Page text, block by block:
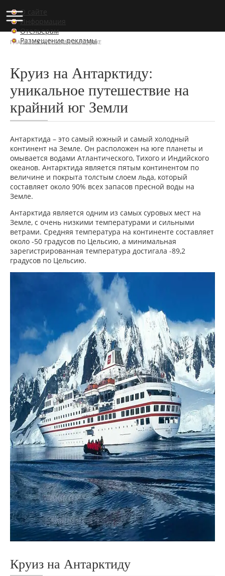
О сайте
Информация
Отельерам
Размещение рекламы
ГЛАВНАЯ › О ТУРИЗМЕ И ОТДЫХЕ
Круиз на Антарктиду:
уникальное путешествие на
крайний юг Земли
Антарктида – это самый южный и самый холодный
континент на Земле. Он расположен на юге планеты и
омывается водами Атлантического, Тихого и Индийского
океанов. Антарктида является пятым континентом по
величине и покрыта толстым слоем льда, который
составляет около 90% всех запасов пресной воды на
Земле.
Антарктида является одним из самых суровых мест на
Земле, с очень низкими температурами и сильными
ветрами. Средняя температура на континенте составляет
около -50 градусов по Цельсию, а минимальная
зарегистрированная температура достигала -89,2
градусов по Цельсию.
Круиз на Антарктиду